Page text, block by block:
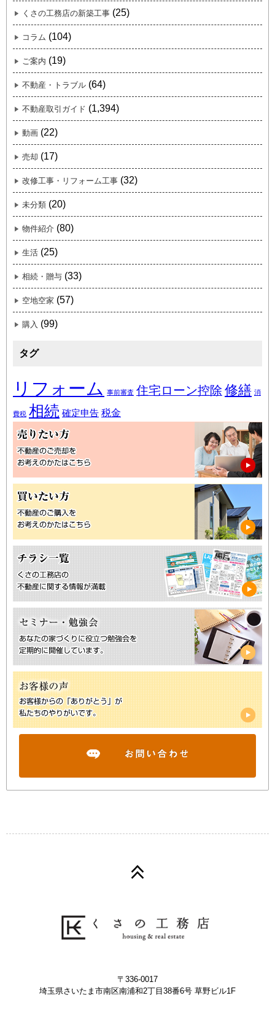
くさの工務店の新築工事 (25)
コラム (104)
ご案内 (19)
不動産・トラブル (64)
不動産取引ガイド (1,394)
動画 (22)
売却 (17)
改修工事・リフォーム工事 (32)
未分類 (20)
物件紹介 (80)
生活 (25)
相続・贈与 (33)
空地空家 (57)
購入 (99)
タグ
リフォーム 事前審査 住宅ローン控除 修繕 消
費税 相続 確定申告 税金
〒336-0017
埼玉県さいたま市南区南浦和2丁目38番6号 草野ビル1F